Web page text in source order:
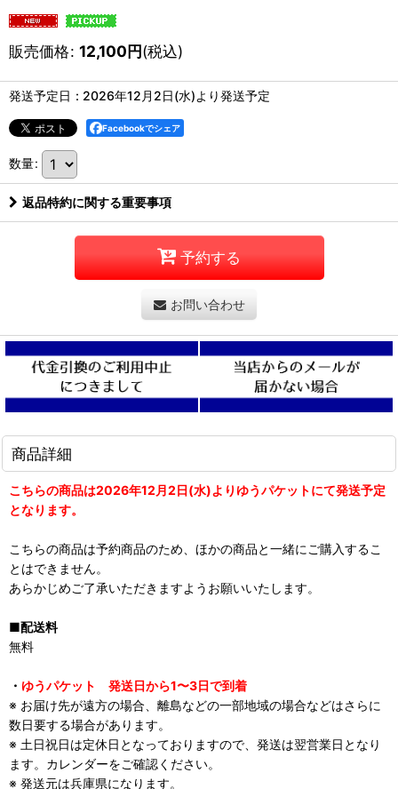
販売価格: 12,100円(税込)
発送予定日 : 2026年12月2日(水)より発送予定
Facebookでシェア
数量:
返品特約に関する重要事項
予約する
お問い合わせ
商品詳細
こちらの商品は2026年12月2日(水)よりゆうパケットにて発送予定
となります。
こちらの商品は予約商品のため、ほかの商品と一緒にご購入するこ
とはできません。
あらかじめご了承いただきますようお願いいたします。
■配送料
無料
・ ゆうパケット 発送日から1〜3日で到着
※ お届け先が遠方の場合、離島などの一部地域の場合などはさらに
数日要する場合があります。
※ 土日祝日は定休日となっておりますので、発送は翌営業日となり
ます。カレンダーをご確認ください。
※ 発送元は兵庫県になります。